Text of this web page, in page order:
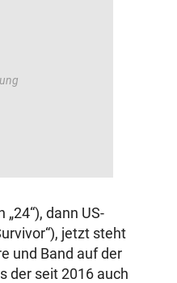
dann US-
jetzt steht
und Band auf der
der seit 2016 auch